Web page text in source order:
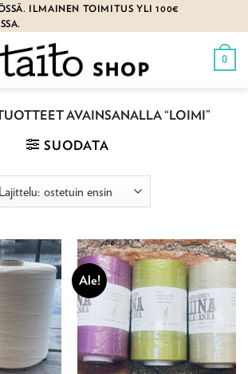
ILMAINEN TOIMITUS YLI 100€
0
AVAINSANALLA “LOIMI”
SUODATA
Ale!